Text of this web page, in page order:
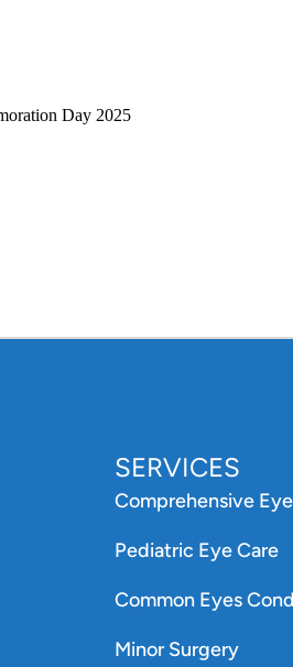
Day 2025
SERVICES
Comprehensive
Pediatric Eye Care
Common Eyes
Minor Surgery